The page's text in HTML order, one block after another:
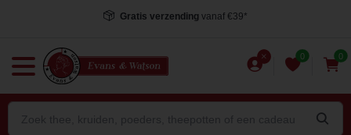
Gratis verzending vanaf €39*
0 0